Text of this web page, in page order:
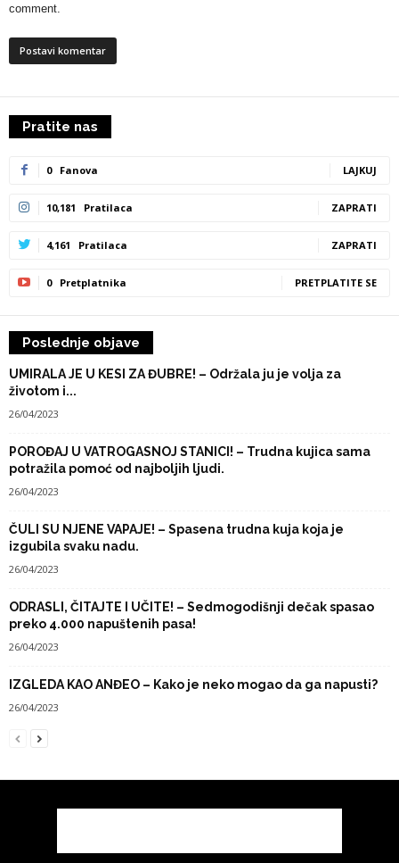
comment.
Pratite nas
0 Fanova LAJKUJ
10,181 Pratilaca ZAPRATI
4,161 Pratilaca ZAPRATI
0 Pretplatnika PRETPLATITE SE
Poslednje objave
UMIRALA JE U KESI ZA ĐUBRE! – Održala ju je volja za
životom i...
26/04/2023
POROĐAJ U VATROGASNOJ STANICI! – Trudna kujica sama
potražila pomoć od najboljih ljudi.
26/04/2023
ČULI SU NJENE VAPAJE! – Spasena trudna kuja koja je
izgubila svaku nadu.
26/04/2023
ODRASLI, ČITAJTE I UČITE! – Sedmogodišnji dečak spasao
preko 4.000 napuštenih pasa!
26/04/2023
IZGLEDA KAO ANĐEO – Kako je neko mogao da ga napusti?
26/04/2023